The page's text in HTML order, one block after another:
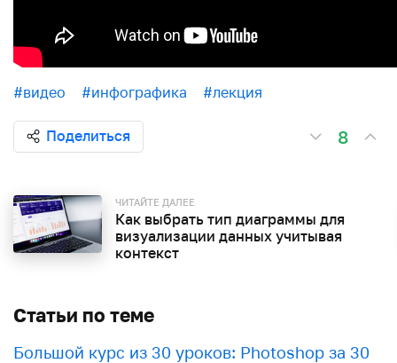
#видео #инфографика #лекция
Поделиться 8
ЧИТАЙТЕ ДАЛЕЕ
Как выбрать тип диаграммы для
визуализации данных учитывая
контекст
Статьи по теме
Большой курс из 30 уроков: Photoshop за 30